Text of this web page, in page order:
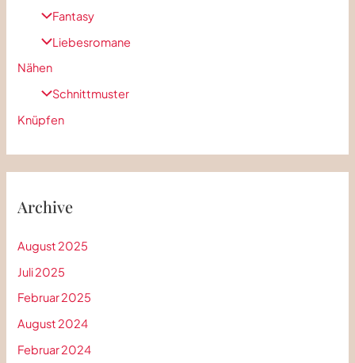
Fantasy
Liebesromane
Nähen
Schnittmuster
Knüpfen
Archive
August 2025
Juli 2025
Februar 2025
August 2024
Februar 2024